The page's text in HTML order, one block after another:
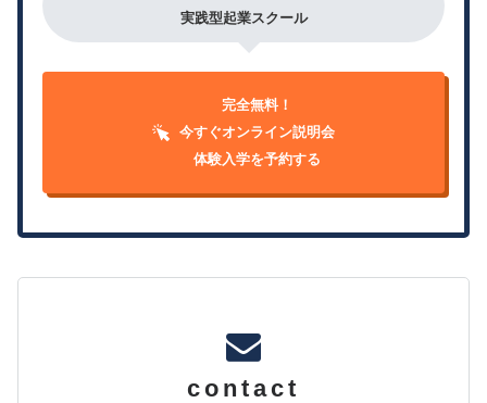
実践型起業スクール
完全無料！
今すぐオンライン説明会
体験入学を予約する
contact